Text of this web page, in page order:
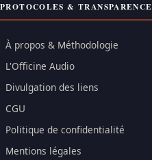
PROTOCOLES & TRANSPARENCE
À propos & Méthodologie
L'Officine Audio
Divulgation des liens
CGU
Politique de confidentialité
Mentions légales